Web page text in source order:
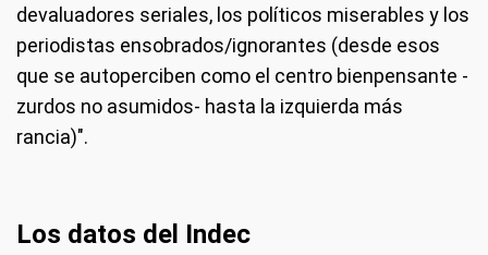
devaluadores seriales, los políticos miserables y los
periodistas ensobrados/ignorantes (desde esos
que se autoperciben como el centro bienpensante -
zurdos no asumidos- hasta la izquierda más
rancia)".
Los datos del Indec